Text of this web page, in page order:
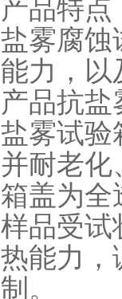
产品特点
盐雾腐蚀
能力，以
产品抗
盐雾试验
并耐老化
箱盖为全
样品受试
热能力，
制。